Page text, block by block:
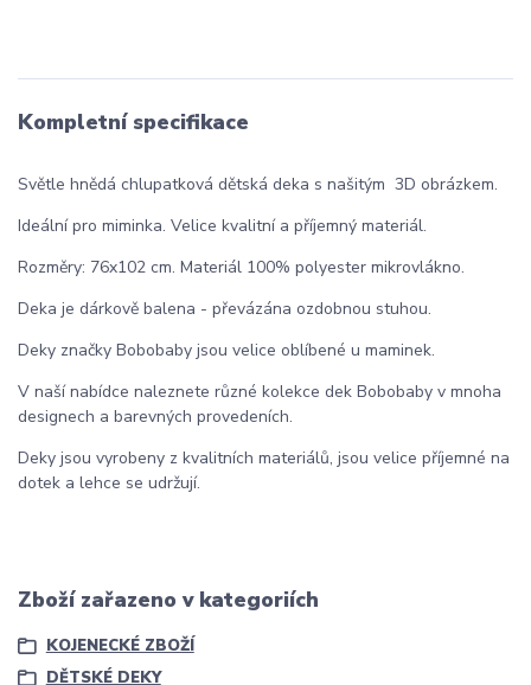
Kompletní specifikace
Světle hnědá chlupatková dětská deka s našitým 3D obrázkem.
Ideální pro miminka. Velice kvalitní a příjemný materiál.
Rozměry: 76x102 cm. Materiál 100% polyester mikrovlákno.
Deka je dárkově balena - převázána ozdobnou stuhou.
Deky značky Bobobaby jsou velice oblíbené u maminek.
V naší nabídce naleznete různé kolekce dek Bobobaby v mnoha
designech a barevných provedeních.
Deky jsou vyrobeny z kvalitních materiálů, jsou velice příjemné na
dotek a lehce se udržují.
Zboží zařazeno v kategoriích
KOJENECKÉ ZBOŽÍ
DĚTSKÉ DEKY